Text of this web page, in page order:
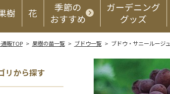
樹 花
季節の
おすすめ
ガーデニング
グッズ
販TOP> 果樹の苗一覧> ブドウ一覧> ブドウ・サニールージュ
リから探す